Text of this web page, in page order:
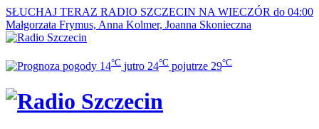
SŁUCHAJ TERAZ RADIO SZCZECIN NA WIECZÓR do 04:00
Małgorzata Frymus, Anna Kolmer, Joanna Skonieczna
14°C jutro 24°C pojutrze 29°C